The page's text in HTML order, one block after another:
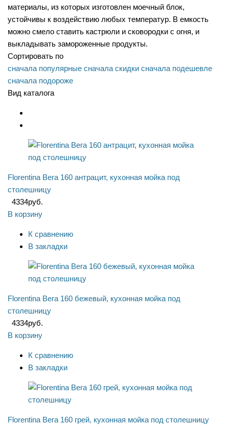
материалы, из которых изготовлен моечный блок,
устойчивы к воздействию любых температур. В емкость
можно смело ставить кастрюли и сковородки с огня, и
выкладывать замороженные продукты.
Сортировать по
сначала популярные сначала скидки сначала подешевле
сначала подороже
Вид каталога
Florentina Вега 160 антрацит, кухонная мойка под
столешницу
4334руб.
В корзину
К сравнению
В закладки
Florentina Вега 160 бежевый, кухонная мойка под
столешницу
4334руб.
В корзину
К сравнению
В закладки
Florentina Вега 160 грей, кухонная мойка под столешницу